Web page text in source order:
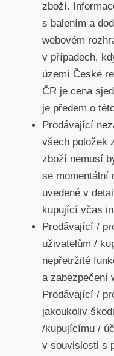
zboží.
s balením a
webovém
v případech,
území České
ČR je cena
je předem o
Prodávající
všech položek
zboží nemusí
se momentální
uvedené v
kupující včas
Prodávající /
uživatelům /
nepřetržité
a zabezpečení
Prodávající /
jakoukoliv
/kupujícímu /
v souvislosti s